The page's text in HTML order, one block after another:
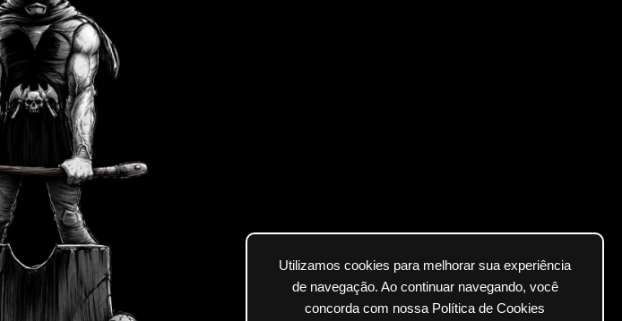
Utilizamos cookies para melhorar sua experiência
de navegação. Ao continuar navegando, você
concorda com nossa Política de Cookies